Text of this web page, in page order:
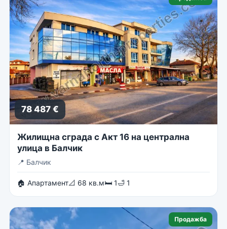
78 487 €
Жилищна сграда с Акт 16 на централна
улица в Балчик
📍 Балчик
🏠 Апартамент📐 68 кв.м🛏 1🛁 1
Продажба